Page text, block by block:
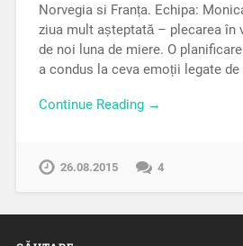
Norvegia si Franța. Echipa:
ziua mult așteptată – plecarea în
de noi luna de miere. O
a condus la ceva emoții legate
Continue Reading →
26.08.2015 4